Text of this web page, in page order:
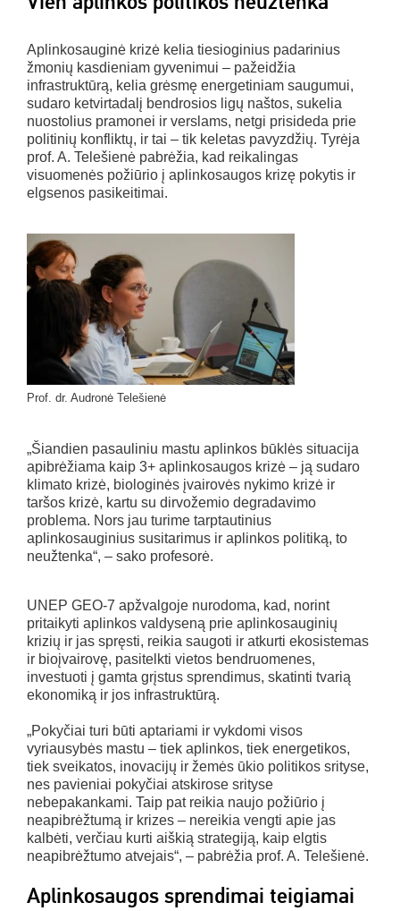
Aplinkosauginė krizė kelia tiesioginius padarinius
žmonių kasdieniam gyvenimui – pažeidžia
infrastruktūrą, kelia grėsmę energetiniam saugumui,
sudaro ketvirtadalį bendrosios ligų naštos, sukelia
nuostolius pramonei ir verslams, netgi prisideda prie
politinių konfliktų, ir tai – tik keletas pavyzdžių. Tyrėja
prof. A. Telešienė pabrėžia, kad reikalingas
visuomenės požiūrio į aplinkosaugos krizę pokytis ir
elgsenos pasikeitimai.
Prof. dr. Audronė Telešienė
„Šiandien pasauliniu mastu aplinkos būklės situacija
apibrėžiama kaip 3+ aplinkosaugos krizė – ją sudaro
klimato krizė, biologinės įvairovės nykimo krizė ir
taršos krizė, kartu su dirvožemio degradavimo
problema. Nors jau turime tarptautinius
aplinkosauginius susitarimus ir aplinkos politiką, to
neužtenka“, – sako profesorė.
UNEP GEO-7 apžvalgoje nurodoma, kad, norint
pritaikyti aplinkos valdyseną prie aplinkosauginių
krizių ir jas spręsti, reikia saugoti ir atkurti ekosistemas
ir bioįvairovę, pasitelkti vietos bendruomenes,
investuoti į gamta grįstus sprendimus, skatinti tvarią
ekonomiką ir jos infrastruktūrą.
„Pokyčiai turi būti aptariami ir vykdomi visos
vyriausybės mastu – tiek aplinkos, tiek energetikos,
tiek sveikatos, inovacijų ir žemės ūkio politikos srityse,
nes pavieniai pokyčiai atskirose srityse
nebepakankami. Taip pat reikia naujo požiūrio į
neapibrėžtumą ir krizes – nereikia vengti apie jas
kalbėti, verčiau kurti aiškią strategiją, kaip elgtis
neapibrėžtumo atvejais“, – pabrėžia prof. A. Telešienė.
Aplinkosaugos sprendimai teigiamai